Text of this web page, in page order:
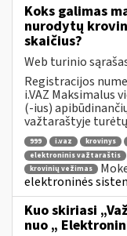
Koks galimas
nurodytų
skaičius?
Web turinio
Registracijos
i.VAZ Maksimalus
(-ius)
važtaraštyje
999 i.vaz krovinys
elektroninis važtaraštis
krovinių vežimas
elektroninės
Kuo skiriasi
nuo „